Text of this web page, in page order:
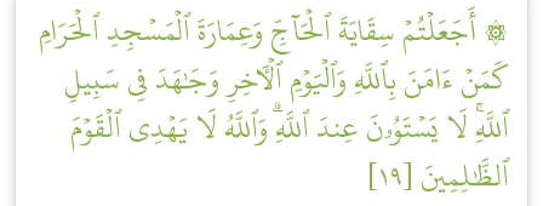
۞ أَجَعَلۡتُمۡ سِقَايَةَ ٱلۡحَآجِّ وَعِمَارَةَ ٱلۡمَسۡجِدِ ٱلۡحَرَامِ
كَمَنۡ ءَامَنَ بِٱللَّهِ وَٱلۡيَوۡمِ ٱلۡأٓخِرِ وَجَٰهَدَ فِي سَبِيلِ
ٱللَّهِۚ لَا يَسۡتَوُۥنَ عِندَ ٱللَّهِۗ وَٱللَّهُ لَا يَهۡدِي ٱلۡقَوۡمَ
ٱلظَّٰلِمِينَ [١٩]